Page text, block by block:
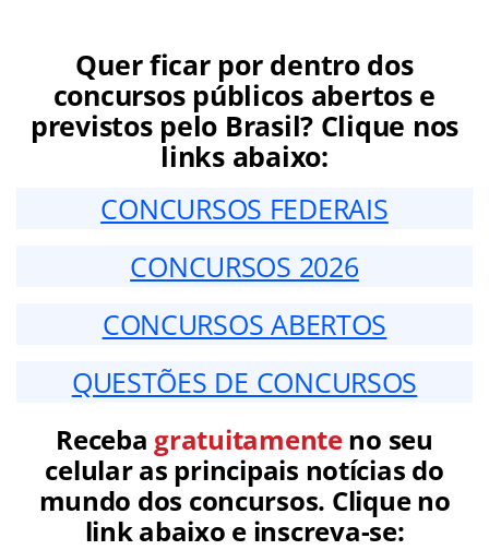
Quer ficar por dentro dos
concursos públicos abertos e
previstos pelo Brasil? Clique nos
links abaixo:
CONCURSOS FEDERAIS
CONCURSOS 2026
CONCURSOS ABERTOS
QUESTÕES DE CONCURSOS
Receba gratuitamenteno seu
celular as principais notícias do
mundo dos concursos. Clique no
link abaixo e inscreva-se: